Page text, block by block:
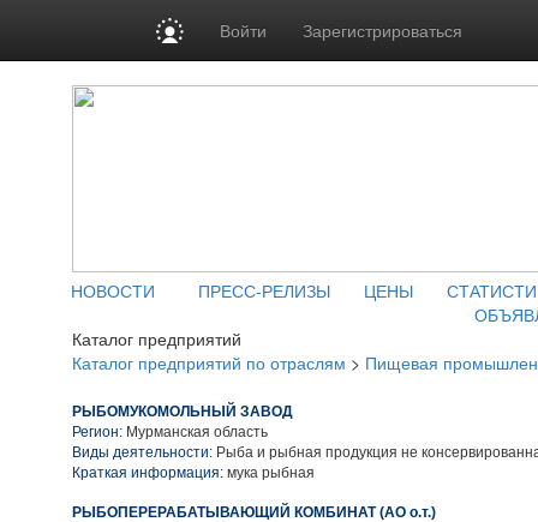
Войти Зарегистрироваться
НОВОСТИ ПРЕСС-РЕЛИЗЫ ЦЕНЫ
Каталог предприятий
Каталог предприятий по отраслям > Пищевая
РЫБОМУКОМОЛЬНЫЙ ЗАВОД
Регион: Мурманская область
Виды деятельности: Рыба и рыбная продукция не
Краткая информация: мука рыбная
РЫБОПЕРЕРАБАТЫВАЮЩИЙ КОМБИНАТ (АО о.т.)